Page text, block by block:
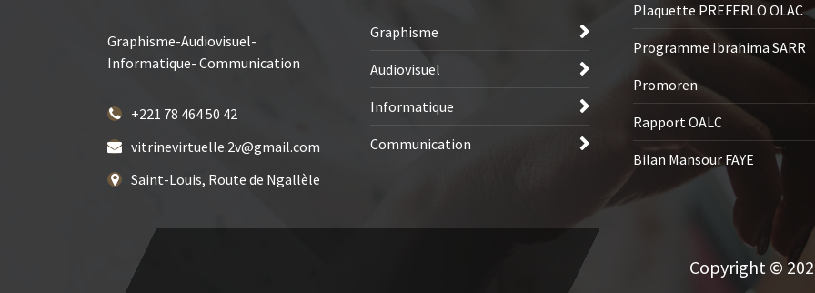
Graphisme-Audiovisuel-
Informatique- Communication
+221 78 464 50 42
vitrinevirtuelle.2v@gmail.com
Saint-Louis, Route de Ngallèle
Graphisme
Audiovisuel
Informatique
Communication
Plaquette PREFERLO OLAC
Programme Ibrahima SARR
Promoren
Rapport OALC
Bilan Mansour FAYE
Copyright ©